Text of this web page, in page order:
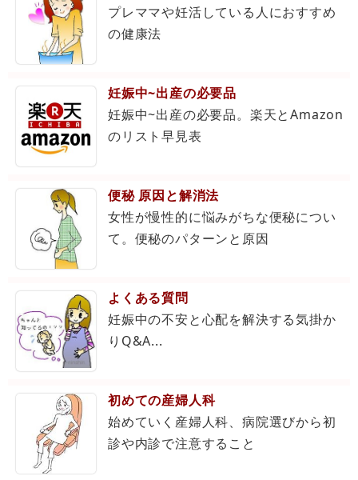
プレママや妊活している人におすすめ
の健康法
妊娠中~出産の必要品
妊娠中~出産の必要品。楽天とAmazon
のリスト早見表
便秘 原因と解消法
女性が慢性的に悩みがちな便秘につい
て。便秘のパターンと原因
よくある質問
妊娠中の不安と心配を解決する気掛か
りQ&A...
初めての産婦人科
始めていく産婦人科、病院選びから初
診や内診で注意すること